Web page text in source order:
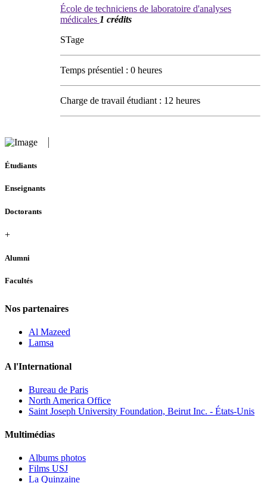
École de techniciens de laboratoire d'analyses
médicales 1 crédits
STage
Temps présentiel : 0 heures
Charge de travail étudiant : 12 heures
Étudiants
Enseignants
Doctorants
+
Alumni
Facultés
Nos partenaires
Al Mazeed
Lamsa
A l'International
Bureau de Paris
North America Office
Saint Joseph University Foundation, Beirut Inc. - États-Unis
Multimédias
Albums photos
Films USJ
La Quinzaine